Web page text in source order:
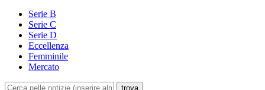
Serie B
Serie C
Serie D
Eccellenza
Femminile
Mercato